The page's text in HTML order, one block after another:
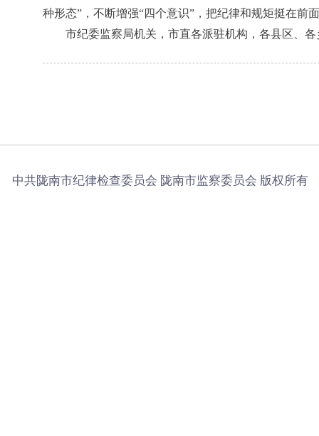
种形态”，不断增强“四个意识”， 把纪律和规矩挺在前
市纪委监察局机关，市直各派驻机构，各县区、各
中共陇南市纪律检查委员会 陇南市监察委员会 版权所有